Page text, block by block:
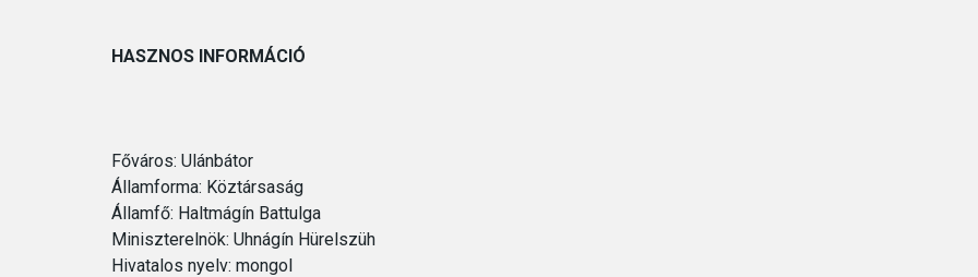
HASZNOS INFORMÁCIÓ
Főváros: Ulánbátor
Államforma: Köztársaság
Államfő: Haltmágín Battulga
Miniszterelnök: Uhnágín Hürelszüh
Hivatalos nyelv: mongol